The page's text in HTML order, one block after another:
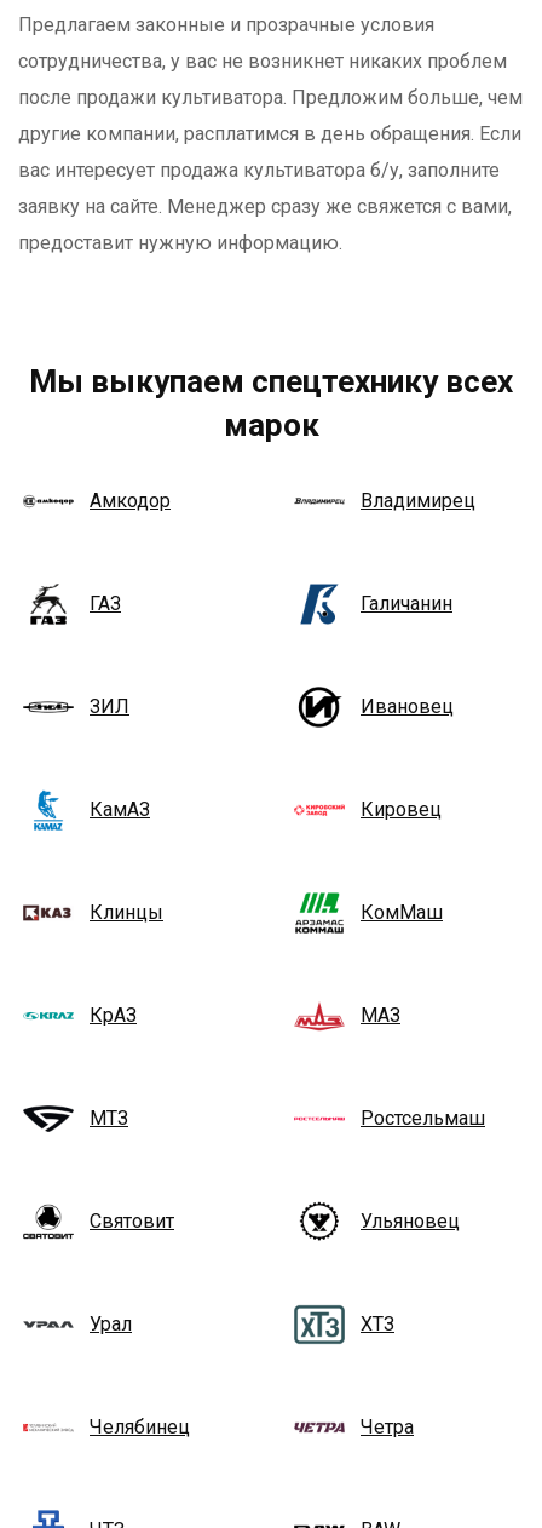
Предлагаем законные и прозрачные условия
сотрудничества, у вас не возникнет никаких проблем
после продажи культиватора. Предложим больше, чем
другие компании, расплатимся в день обращения. Если
вас интересует продажа культиватора б/у, заполните
заявку на сайте. Менеджер сразу же свяжется с вами,
предоставит нужную информацию.
Мы выкупаем спецтехнику всех
марок
Амкодор Владимирец
ГАЗ Галичанин
ЗИЛ Ивановец
КамАЗ Кировец
Клинцы КомМаш
КрАЗ МАЗ
МТЗ Ростсельмаш
Святовит Ульяновец
Урал ХТЗ
Челябинец Четра